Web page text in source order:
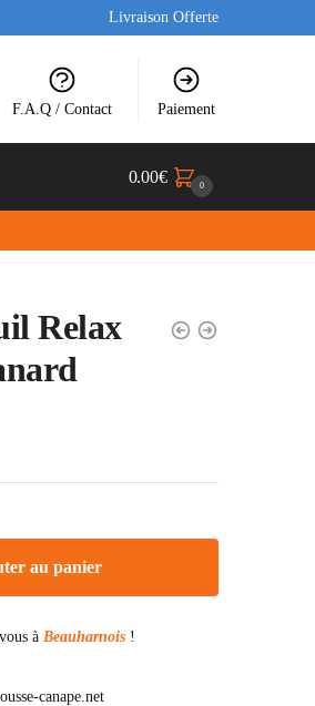
Livraison Offerte
F.A.Q / Contact Paiement
0.00€ 0
Relax
au panier
à Beauharnois !